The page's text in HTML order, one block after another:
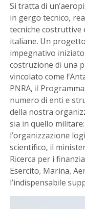
Si tratta di
in gergo tecnico,
tecniche costruttive
italiane. Un
impegnativo
costruzione di una
vincolato come
PNRA, il
numero di enti e
della nostra
sia in quello
l’organizzazione
scientifico, il
Ricerca per i
Esercito, Marina,
l’indispensabile